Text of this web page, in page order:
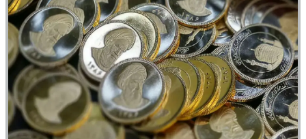
پرداخت ۵۰۰ میلیون تومان + لینک
شاخص بورس امروز شنبه ۱۷ مرداد
۱۴۰۵ / شاخص افزایشی شد + تحلیل